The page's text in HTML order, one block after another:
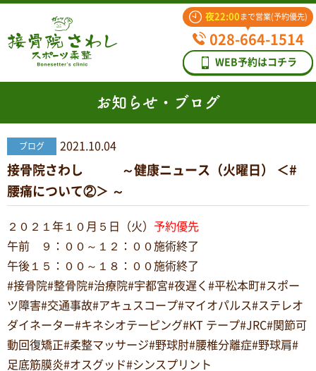
夜22:00 まで営業(予約優先)
028-664-1514
WEB予約はコチラ
お知らせ・ブログ
ブログ 2021.10.04
接骨院さわし ～健康ニュース（火曜日） ＜#
腰痛について②＞ ～
２０２１年１０月５日（火） 予約優先
午前 ９：００～１２：００施術終了
午後１５：００～１８：００施術終了
#接骨院#整骨院#治療院#宇都宮#夜遅く#平松本町#スポー
ツ障害#交通事故#アキュスコープ#マイオパルス#ステレオ
ダイネーター#キネシオテーピング#KT テープ#JRC#関節可
動回復矯正#柔整マッサージ#野球肘#腰椎分離症#野球肩#
足底筋膜炎#オスグッド#シンスプリント